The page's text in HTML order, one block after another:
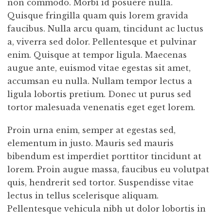
non commodo. Morbi id posuere nulla.
Quisque fringilla quam quis lorem gravida
faucibus. Nulla arcu quam, tincidunt ac luctus
a, viverra sed dolor. Pellentesque et pulvinar
enim. Quisque at tempor ligula. Maecenas
augue ante, euismod vitae egestas sit amet,
accumsan eu nulla. Nullam tempor lectus a
ligula lobortis pretium. Donec ut purus sed
tortor malesuada venenatis eget eget lorem.
Proin urna enim, semper at egestas sed,
elementum in justo. Mauris sed mauris
bibendum est imperdiet porttitor tincidunt at
lorem. Proin augue massa, faucibus eu volutpat
quis, hendrerit sed tortor. Suspendisse vitae
lectus in tellus scelerisque aliquam.
Pellentesque vehicula nibh ut dolor lobortis in